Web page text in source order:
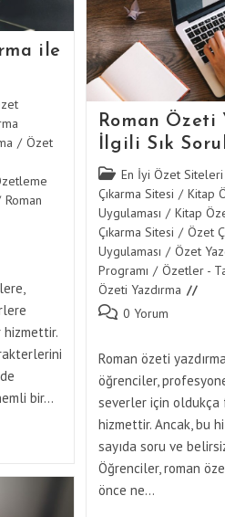
ile
/ Özet
Roman
hizmettir.
bir…
Roman Özeti
İlgili Sık
Post
category:
En İyi Özet Siteleri
Çıkarma Sitesi / Kitap
Uygulaması / Kitap
Çıkarma Sitesi / Özet
Uygulaması / Özet
Programı / Özetler -
Özeti Yazdırma
Post 0 Yorum
Roman özeti
öğrenciler,
severler için oldukça
hizmettir. Ancak, bu
sayıda soru ve
Öğrenciler, roman
önce ne…